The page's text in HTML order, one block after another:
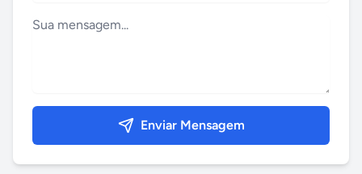
Enviar Mensagem